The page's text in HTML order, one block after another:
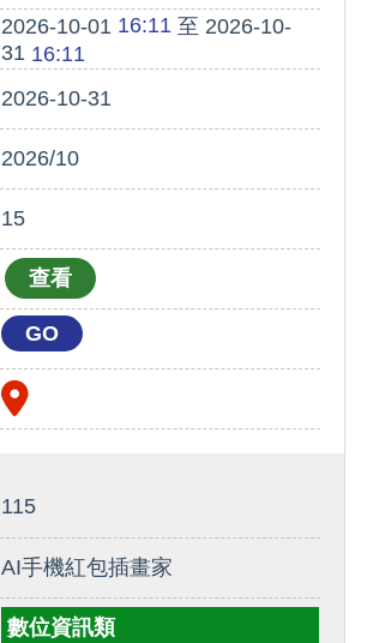
2026-10-01 16:11至 2026-10-
3116:11
2026-10-31
2026/10
15
GO
115
AI手機紅包插畫家
數位資訊類